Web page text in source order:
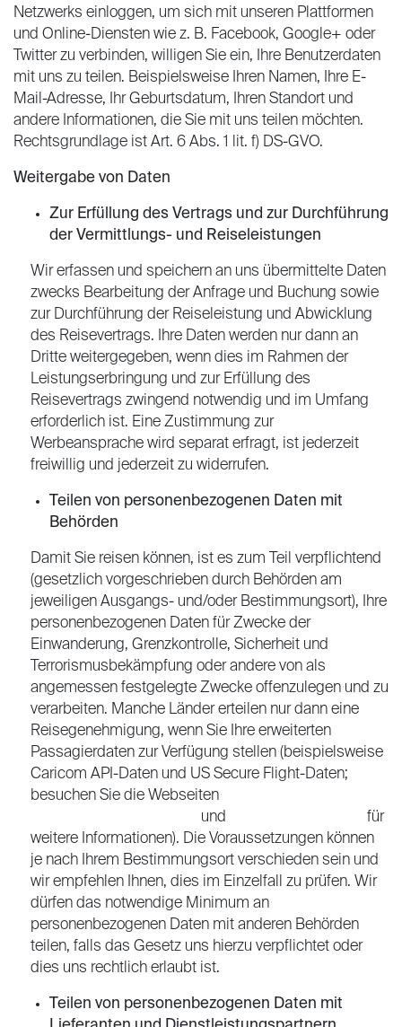
Netzwerks einloggen, um sich mit unseren Plattformen
und Online-Diensten wie z. B. Facebook, Google+ oder
Twitter zu verbinden, willigen Sie ein, Ihre Benutzerdaten
mit uns zu teilen. Beispielsweise Ihren Namen, Ihre E-
Mail-Adresse, Ihr Geburtsdatum, Ihren Standort und
andere Informationen, die Sie mit uns teilen möchten.
Rechtsgrundlage ist Art. 6 Abs. 1 lit. f) DS-GVO.
Weitergabe von Daten
Zur Erfüllung des Vertrags und zur Durchführung
der Vermittlungs- und Reiseleistungen
Wir erfassen und speichern an uns übermittelte Daten
zwecks Bearbeitung der Anfrage und Buchung sowie
zur Durchführung der Reiseleistung und Abwicklung
des Reisevertrags. Ihre Daten werden nur dann an
Dritte weitergegeben, wenn dies im Rahmen der
Leistungserbringung und zur Erfüllung des
Reisevertrags zwingend notwendig und im Umfang
erforderlich ist. Eine Zustimmung zur
Werbeansprache wird separat erfragt, ist jederzeit
freiwillig und jederzeit zu widerrufen.
Teilen von personenbezogenen Daten mit
Behörden
Damit Sie reisen können, ist es zum Teil verpflichtend
(gesetzlich vorgeschrieben durch Behörden am
jeweiligen Ausgangs- und/oder Bestimmungsort), Ihre
personenbezogenen Daten für Zwecke der
Einwanderung, Grenzkontrolle, Sicherheit und
Terrorismusbekämpfung oder andere von als
angemessen festgelegte Zwecke offenzulegen und zu
verarbeiten. Manche Länder erteilen nur dann eine
Reisegenehmigung, wenn Sie Ihre erweiterten
Passagierdaten zur Verfügung stellen (beispielsweise
Caricom API-Daten und US Secure Flight-Daten;
besuchen Sie die Webseiten
und
für
weitere Informationen). Die Voraussetzungen können
je nach Ihrem Bestimmungsort verschieden sein und
wir empfehlen Ihnen, dies im Einzelfall zu prüfen. Wir
dürfen das notwendige Minimum an
personenbezogenen Daten mit anderen Behörden
teilen, falls das Gesetz uns hierzu verpflichtet oder
dies uns rechtlich erlaubt ist.
Teilen von personenbezogenen Daten mit